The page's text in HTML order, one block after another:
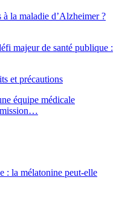
la maladie d’Alzheimer ?
majeur de santé publique :
et précautions
équipe médicale
mission…
: la mélatonine peut-elle